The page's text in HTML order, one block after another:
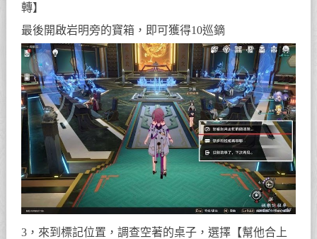
轉】
最後開啟岩明旁的寶箱，即可獲得10巡鏑
3，來到標記位置，調查空著的桌子，選擇【幫他合上